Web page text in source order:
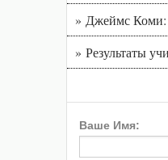
» Джеймс Коми:
» Результаты
Ваше Имя: